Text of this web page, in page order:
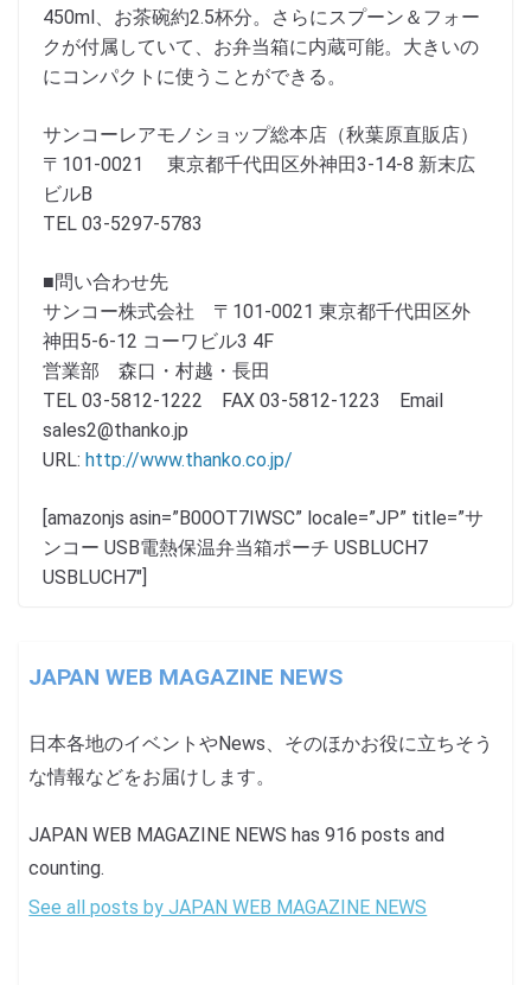
450ml、お茶碗約2.5杯分。さらにスプーン＆フォー
クが付属していて、お弁当箱に内蔵可能。大きいの
にコンパクトに使うことができる。
サンコーレアモノショップ総本店（秋葉原直販店）
〒101-0021 東京都千代田区外神田3-14-8 新末広
ビルB
TEL 03-5297-5783
■問い合わせ先
サンコー株式会社 〒101-0021 東京都千代田区外
神田5-6-12 コーワビル3 4F
営業部 森口・村越・長田
TEL 03-5812-1222 FAX 03-5812-1223 Email
sales2@thanko.jp
URL: http://www.thanko.co.jp/
[amazonjs asin=”B00OT7IWSC” locale=”JP” title=”サ
ンコー USB電熱保温弁当箱ポーチ USBLUCH7
USBLUCH7″]
JAPAN WEB MAGAZINE NEWS
日本各地のイベントやNews、そのほかお役に立ちそう
な情報などをお届けします。
JAPAN WEB MAGAZINE NEWS has 916 posts and
counting.
See all posts by JAPAN WEB MAGAZINE NEWS